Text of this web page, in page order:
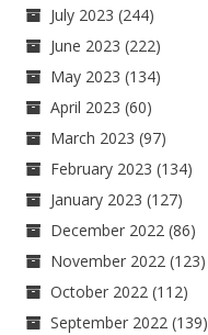
July 2023 (244)
June 2023 (222)
May 2023 (134)
April 2023 (60)
March 2023 (97)
February 2023 (134)
January 2023 (127)
December 2022 (86)
November 2022 (123)
October 2022 (112)
September 2022 (139)